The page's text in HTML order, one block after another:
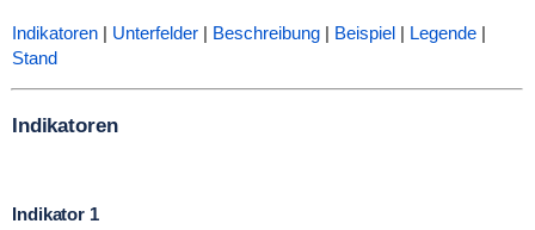
Indikatoren| Unterfelder| Beschreibung| Beispiel| Legende|
Stand
Indikatoren
Indikator 1